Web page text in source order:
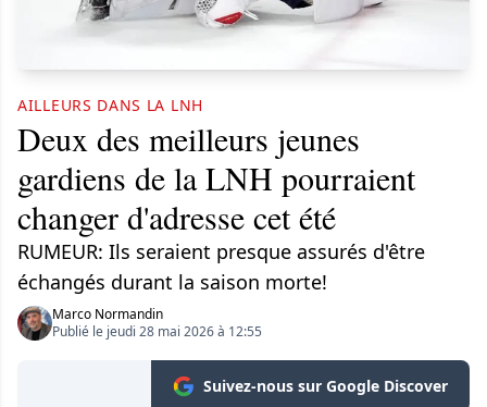
AILLEURS DANS LA LNH
Deux des meilleurs jeunes
gardiens de la LNH pourraient
changer d'adresse cet été
RUMEUR: Ils seraient presque assurés d'être
échangés durant la saison morte!
Marco Normandin
Publié le jeudi 28 mai 2026 à 12:55
Suivez-nous sur Google Discover